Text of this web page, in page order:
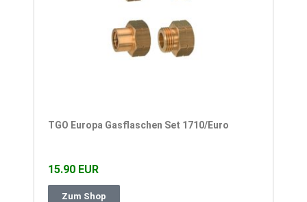
TGO Europa Gasflaschen Set 1710/Euro
15.90 EUR
Zum Shop